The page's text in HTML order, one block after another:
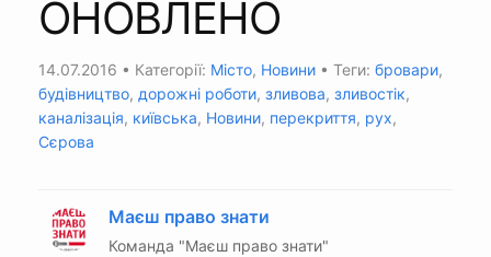
ОНОВЛЕНО
14.07.2016 • Категорії: Місто, Новини • Теги: бровари,
будівництво, дорожні роботи, зливова, зливостік,
каналізація, київська, Новини, перекриття, рух,
Сєрова
Маєш право знати
Команда "Маєш право знати"